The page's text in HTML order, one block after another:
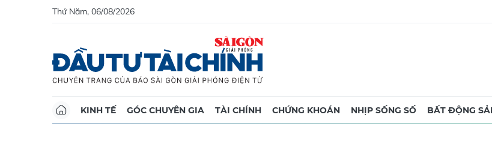
Thứ Năm, 06/08/2026
KINH TẾ GÓC CHUYÊN GIA TÀI CHÍNH CHỨNG KHOÁN NHỊP SỐNG SỐ BẤT ĐỘNG SẢN